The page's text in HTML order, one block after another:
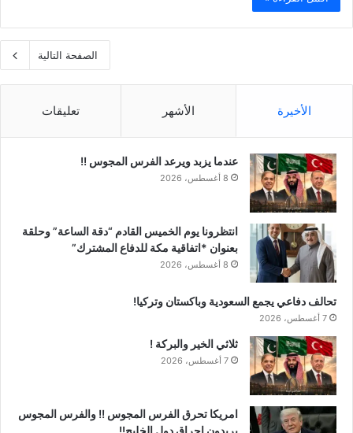
الصفحة التالية
الأخيرة الأشهر تعليقات
عندما يزبد ويرعد الفرس المجوس !!
8 أغسطس، 2026
انتظرونا يوم الخميس القادم “دقة الساعة” وحلقة
بعنوان *اتفاقية مكة للدفاع المشترك”
8 أغسطس، 2026
تحالف دفاعي يجمع السعودية وباكستان وتركيا!
7 أغسطس، 2026
ثلاثي الخير والبركة !
7 أغسطس، 2026
امريكا تحرق الفرس المجوس !! والفرس المجوس
يريدون احراق دول الخليج!!